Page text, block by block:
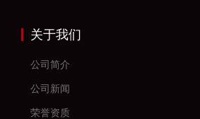
关于我们
公司简介
公司新闻
荣誉资质